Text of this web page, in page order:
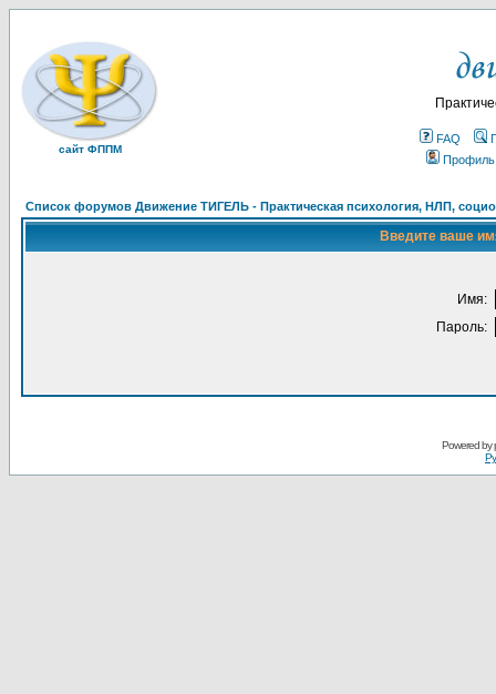
сайт ФППМ
FAQ
Профиль
Список форумов Движение ТИГЕЛЬ - Практическая психология, НЛП,
Введите ваше
Имя:
Пароль:
Powered by